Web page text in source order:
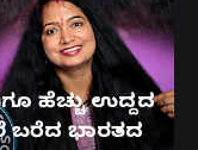
ಹೆಚ್ಚು ಉದ್ದದ
ಬರೆದ ಭಾರತದ